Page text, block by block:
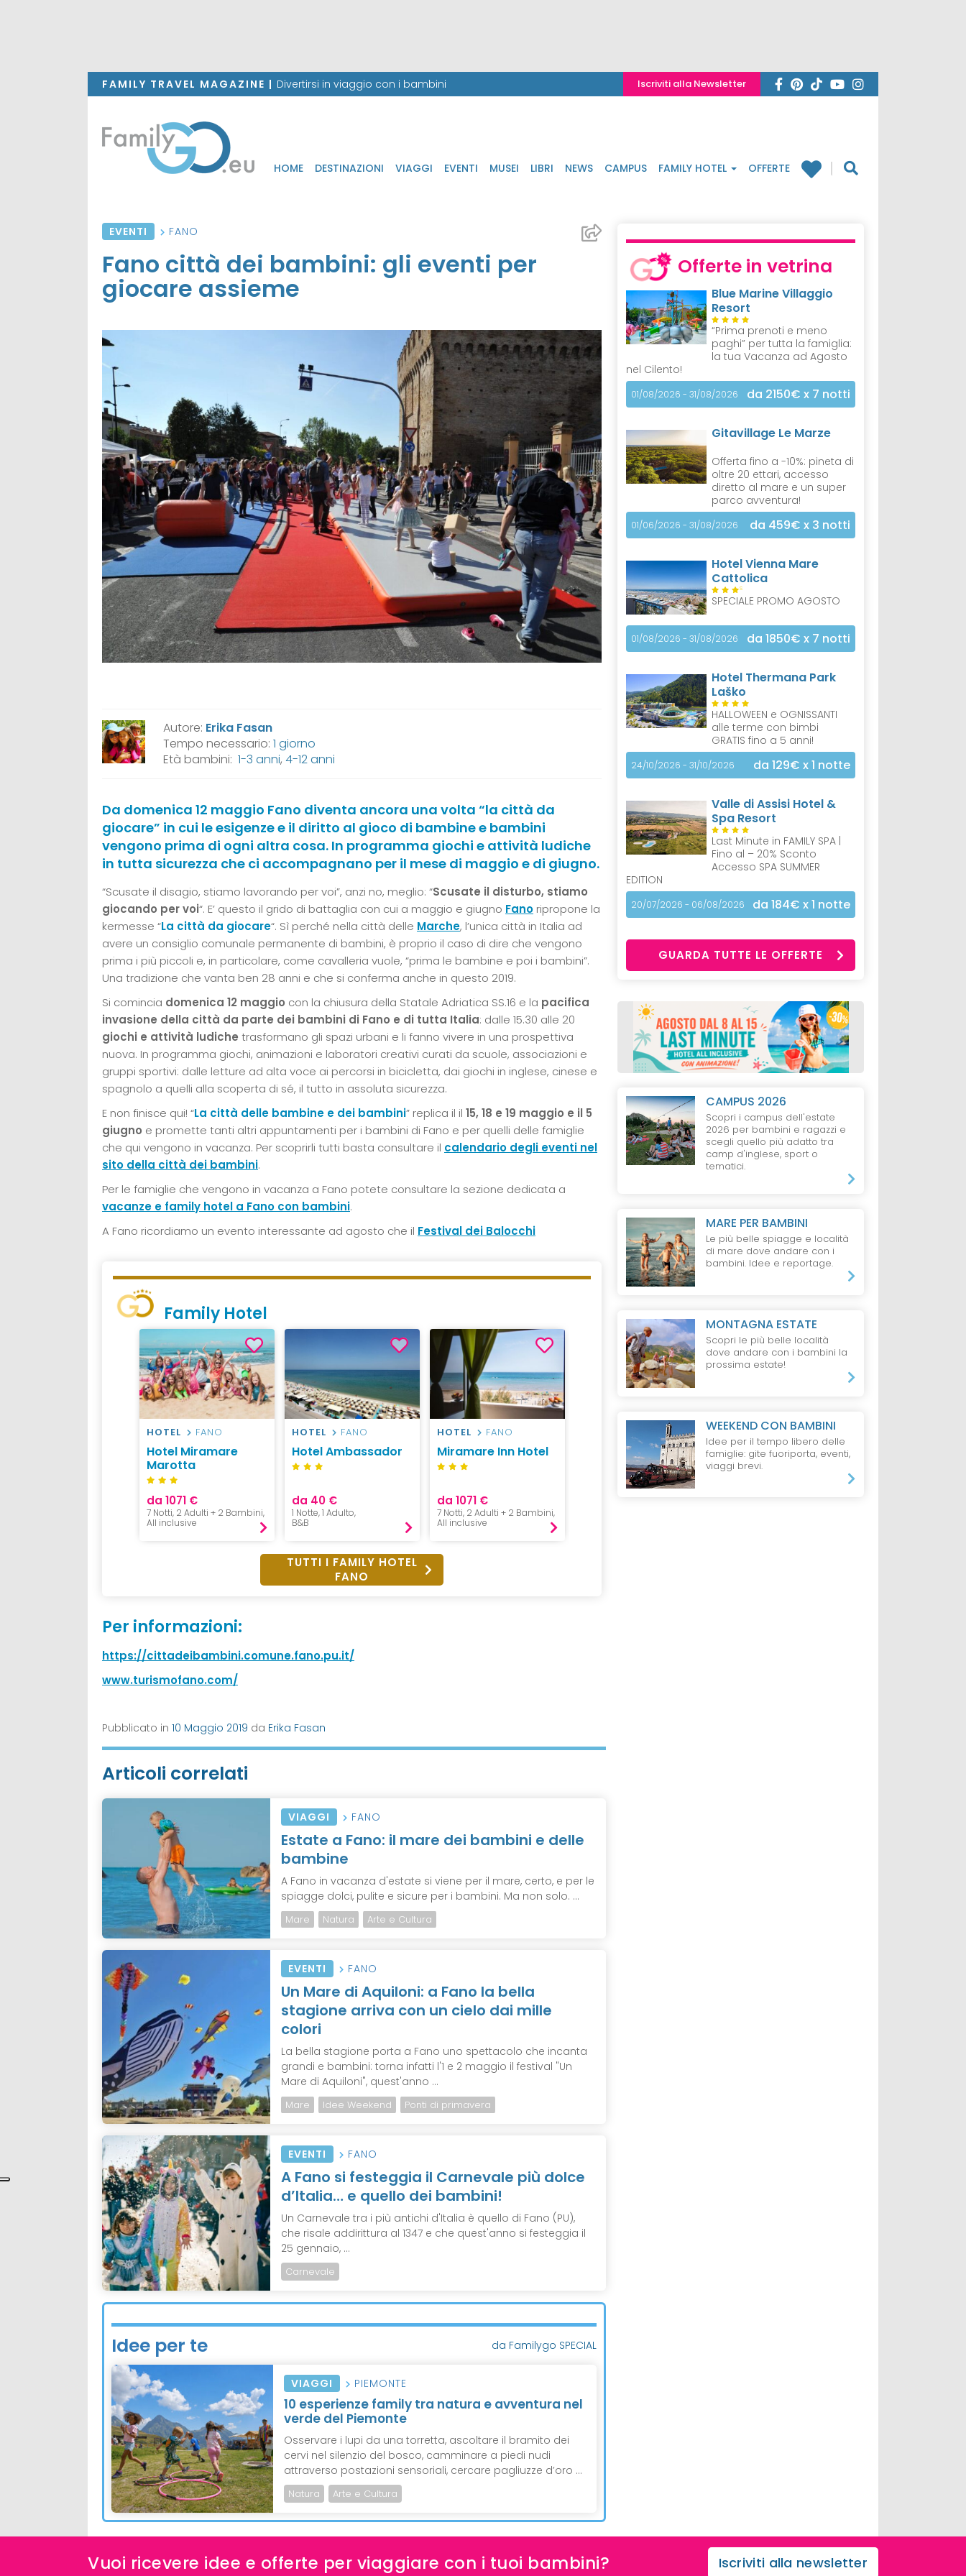
FAMILY TRAVEL MAGAZINE | Divertirsi in viaggio con i bambini Iscriviti alla Newsletter
HOME DESTINAZIONI VIAGGI EVENTI MUSEI LIBRI NEWS CAMPUS FAMILY HOTEL OFFERTE
EVENTI FANO
Fano città dei bambini: gli eventi per
giocare assieme
Autore: Erika Fasan
Tempo necessario: 1 giorno
Età bambini: 1-3 anni, 4-12 anni
Da domenica 12 maggio Fano diventa ancora una volta “la città da
giocare” in cui le esigenze e il diritto al gioco di bambine e bambini
vengono prima di ogni altra cosa. In programma giochi e attività ludiche
in tutta sicurezza che ci accompagnano per il mese di maggio e di giugno.
“Scusate il disagio, stiamo lavorando per voi”, anzi no, meglio: “Scusate il disturbo, stiamo
giocando per voi“. E’ questo il grido di battaglia con cui a maggio e giugno Fano ripropone la
kermesse “La città da giocare“. Sì perché nella città delle Marche, l’unica città in Italia ad
avere un consiglio comunale permanente di bambini, è proprio il caso di dire che vengono
prima i più piccoli e, in particolare, come cavalleria vuole, “prima le bambine e poi i bambini”.
Una tradizione che vanta ben 28 anni e che si conferma anche in questo 2019.
Si comincia domenica 12 maggio con la chiusura della Statale Adriatica SS.16 e la pacifica
invasione della città da parte dei bambini di Fano e di tutta Italia: dalle 15.30 alle 20
giochi e attività ludiche trasformano gli spazi urbani e li fanno vivere in una prospettiva
nuova. In programma giochi, animazioni e laboratori creativi curati da scuole, associazioni e
gruppi sportivi: dalle letture ad alta voce ai percorsi in bicicletta, dai giochi in inglese, cinese e
spagnolo a quelli alla scoperta di sé, il tutto in assoluta sicurezza.
E non finisce qui! “La città delle bambine e dei bambini” replica il il 15, 18 e 19 maggio e il 5
giugno e promette tanti altri appuntamenti per i bambini di Fano e per quelli delle famiglie
che qui vengono in vacanza. Per scoprirli tutti basta consultare il calendario degli eventi nel
sito della città dei bambini.
Per le famiglie che vengono in vacanza a Fano potete consultare la sezione dedicata a
vacanze e family hotel a Fano con bambini.
A Fano ricordiamo un evento interessante ad agosto che il Festival dei Balocchi
Family Hotel
HOTEL FANO
Hotel Miramare
Marotta
da 1071 €
7 Notti, 2 Adulti + 2 Bambini,
All inclusive
HOTEL FANO
Hotel Ambassador
da 40 €
1 Notte, 1 Adulto,
B&B
HOTEL FANO
Miramare Inn Hotel
da 1071 €
7 Notti, 2 Adulti + 2 Bambini,
All inclusive
TUTTI I FAMILY HOTEL
FANO
Per informazioni:
https://cittadeibambini.comune.fano.pu.it/
www.turismofano.com/
Pubblicato in 10 Maggio 2019 da Erika Fasan
Articoli correlati
VIAGGI FANO
Estate a Fano: il mare dei bambini e delle
bambine
A Fano in vacanza d'estate si viene per il mare, certo, e per le
spiagge dolci, pulite e sicure per i bambini. Ma non solo. ...
Mare Natura Arte e Cultura
EVENTI FANO
Un Mare di Aquiloni: a Fano la bella
stagione arriva con un cielo dai mille
colori
La bella stagione porta a Fano uno spettacolo che incanta
grandi e bambini: torna infatti l'1 e 2 maggio il festival "Un
Mare di Aquiloni", quest'anno ...
Mare Idee Weekend Ponti di primavera
EVENTI FANO
A Fano si festeggia il Carnevale più dolce
d’Italia… e quello dei bambini!
Un Carnevale tra i più antichi d'Italia è quello di Fano (PU),
che risale addirittura al 1347 e che quest'anno si festeggia il
25 gennaio, ...
Carnevale
Idee per te da Familygo SPECIAL
VIAGGI PIEMONTE
10 esperienze family tra natura e avventura nel
verde del Piemonte
Osservare i lupi da una torretta, ascoltare il bramito dei
cervi nel silenzio del bosco, camminare a piedi nudi
attraverso postazioni sensoriali, cercare pagliuzze d’oro ...
Natura Arte e Cultura
Offerte in vetrina
Blue Marine Villaggio
Resort
“Prima prenoti e meno
paghi” per tutta la famiglia:
la tua Vacanza ad Agosto
nel Cilento!
01/08/2026 - 31/08/2026 da 2150€ x 7 notti
Gitavillage Le Marze
Offerta fino a -10%: pineta di
oltre 20 ettari, accesso
diretto al mare e un super
parco avventura!
01/06/2026 - 31/08/2026 da 459€ x 3 notti
Hotel Vienna Mare
Cattolica
S
SPECIALE PROMO AGOSTO
01/08/2026 - 31/08/2026 da 1850€ x 7 notti
Hotel Thermana Park
Laško
HALLOWEEN e OGNISSANTI
alle terme con bimbi
GRATIS fino a 5 anni!
24/10/2026 - 31/10/2026 da 129€ x 1 notte
Valle di Assisi Hotel &
Spa Resort
Last Minute in FAMILY SPA |
Fino al – 20% Sconto
Accesso SPA SUMMER
EDITION
20/07/2026 - 06/08/2026 da 184€ x 1 notte
GUARDA TUTTE LE OFFERTE
CAMPUS 2026
Scopri i campus dell'estate
2026 per bambini e ragazzi e
scegli quello più adatto tra
camp d'inglese, sport o
tematici.
MARE PER BAMBINI
Le più belle spiagge e località
di mare dove andare con i
bambini. Idee e reportage.
MONTAGNA ESTATE
Scopri le più belle località
dove andare con i bambini la
prossima estate!
WEEKEND CON BAMBINI
Idee per il tempo libero delle
famiglie: gite fuoriporta, eventi,
viaggi brevi.
Vuoi ricevere idee e offerte per viaggiare con i tuoi bambini? Iscriviti alla newsletter